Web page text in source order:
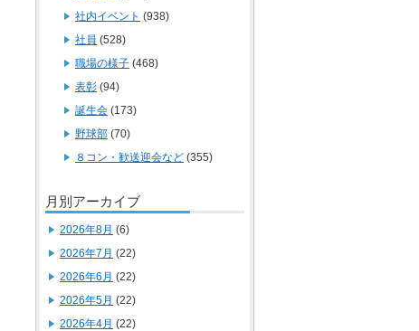
社内イベント (938)
社員 (528)
職場の様子 (468)
表彰 (94)
誕生会 (173)
野球部 (70)
８コン・歓送迎会など (355)
月別アーカイブ
2026年8月 (6)
2026年7月 (22)
2026年6月 (22)
2026年5月 (22)
2026年4月 (22)